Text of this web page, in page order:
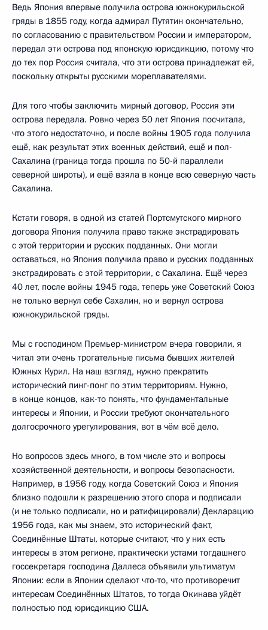
Ведь Япония впервые получила острова южнокурильской
гряды в 1855 году, когда адмирал Путятин окончательно,
по согласованию с правительством России и императором,
передал эти острова под японскую юрисдикцию, потому что
до тех пор Россия считала, что эти острова принадлежат ей,
поскольку открыты русскими мореплавателями.
Для того чтобы заключить мирный договор, Россия эти
острова передала. Ровно через 50 лет Япония посчитала,
что этого недостаточно, и после войны 1905 года получила
ещё, как результат этих военных действий, ещё и пол-
Сахалина (граница тогда прошла по 50-й параллели
северной широты), и ещё взяла в конце всю северную часть
Сахалина.
Кстати говоря, в одной из статей Портсмутского мирного
договора Япония получила право также экстрадировать
с этой территории и русских подданных. Они могли
оставаться, но Япония получила право и русских подданных
экстрадировать с этой территории, с Сахалина. Ещё через
40 лет, после войны 1945 года, теперь уже Советский Союз
не только вернул себе Сахалин, но и вернул острова
южнокурильской гряды.
Мы с господином Премьер-министром вчера говорили, я
читал эти очень трогательные письма бывших жителей
Южных Курил. На наш взгляд, нужно прекратить
исторический пинг-понг по этим территориям. Нужно,
в конце концов, как-то понять, что фундаментальные
интересы и Японии, и России требуют окончательного
долгосрочного урегулирования, вот в чём всё дело.
Но вопросов здесь много, в том числе это и вопросы
хозяйственной деятельности, и вопросы безопасности.
Например, в 1956 году, когда Советский Союз и Япония
близко подошли к разрешению этого спора и подписали
(и не только подписали, но и ратифицировали) Декларацию
1956 года, как мы знаем, это исторический факт,
Соединённые Штаты, которые считают, что у них есть
интересы в этом регионе, практически устами тогдашнего
госсекретаря господина Даллеса объявили ультиматум
Японии: если в Японии сделают что-то, что противоречит
интересам Соединённых Штатов, то тогда Окинава уйдёт
полностью под юрисдикцию США.